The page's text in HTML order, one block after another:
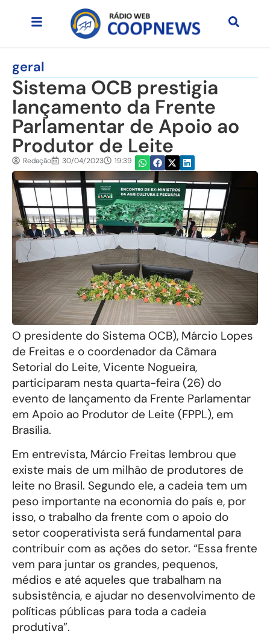
geral
Sistema OCB prestigia
lançamento da Frente
Parlamentar de Apoio ao
Produtor de Leite
Redação 30/04/2023 19:39
O presidente do Sistema OCB), Márcio Lopes
de Freitas e o coordenador da Câmara
Setorial do Leite, Vicente Nogueira,
participaram nesta quarta-feira (26) do
evento de lançamento da Frente Parlamentar
em Apoio ao Produtor de Leite (FPPL), em
Brasília.
Em entrevista, Márcio Freitas lembrou que
existe mais de um milhão de produtores de
leite no Brasil. Segundo ele, a cadeia tem um
peso importante na economia do país e, por
isso, o trabalho da frente com o apoio do
setor cooperativista será fundamental para
contribuir com as ações do setor. “Essa frente
vem para juntar os grandes, pequenos,
médios e até aqueles que trabalham na
subsistência, e ajudar no desenvolvimento de
políticas públicas para toda a cadeia
produtiva”.